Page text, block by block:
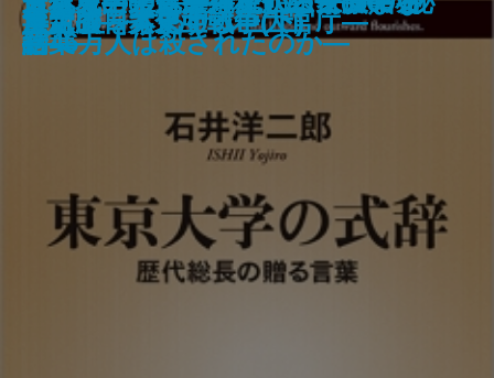
昭和の夢は夜ひらく
古事記の正体
人と建物の物語─
京都占領―1945年の真実―
お城の値打ち
吉原遊廓―遊女と客の人間模様―
アマテラスの正体
教養としてのイギリス貴族入門
歴史は予言する
世界史の中のヤバい女たち
言葉―
約―
厚労省―劣化する巨大官庁―
話―
ぜ46万人は殺されたのか―
決定版 大東亜戦争(上)
決定版 大東亜戦争(下)
―
マスクをするサル
毒親の日本史